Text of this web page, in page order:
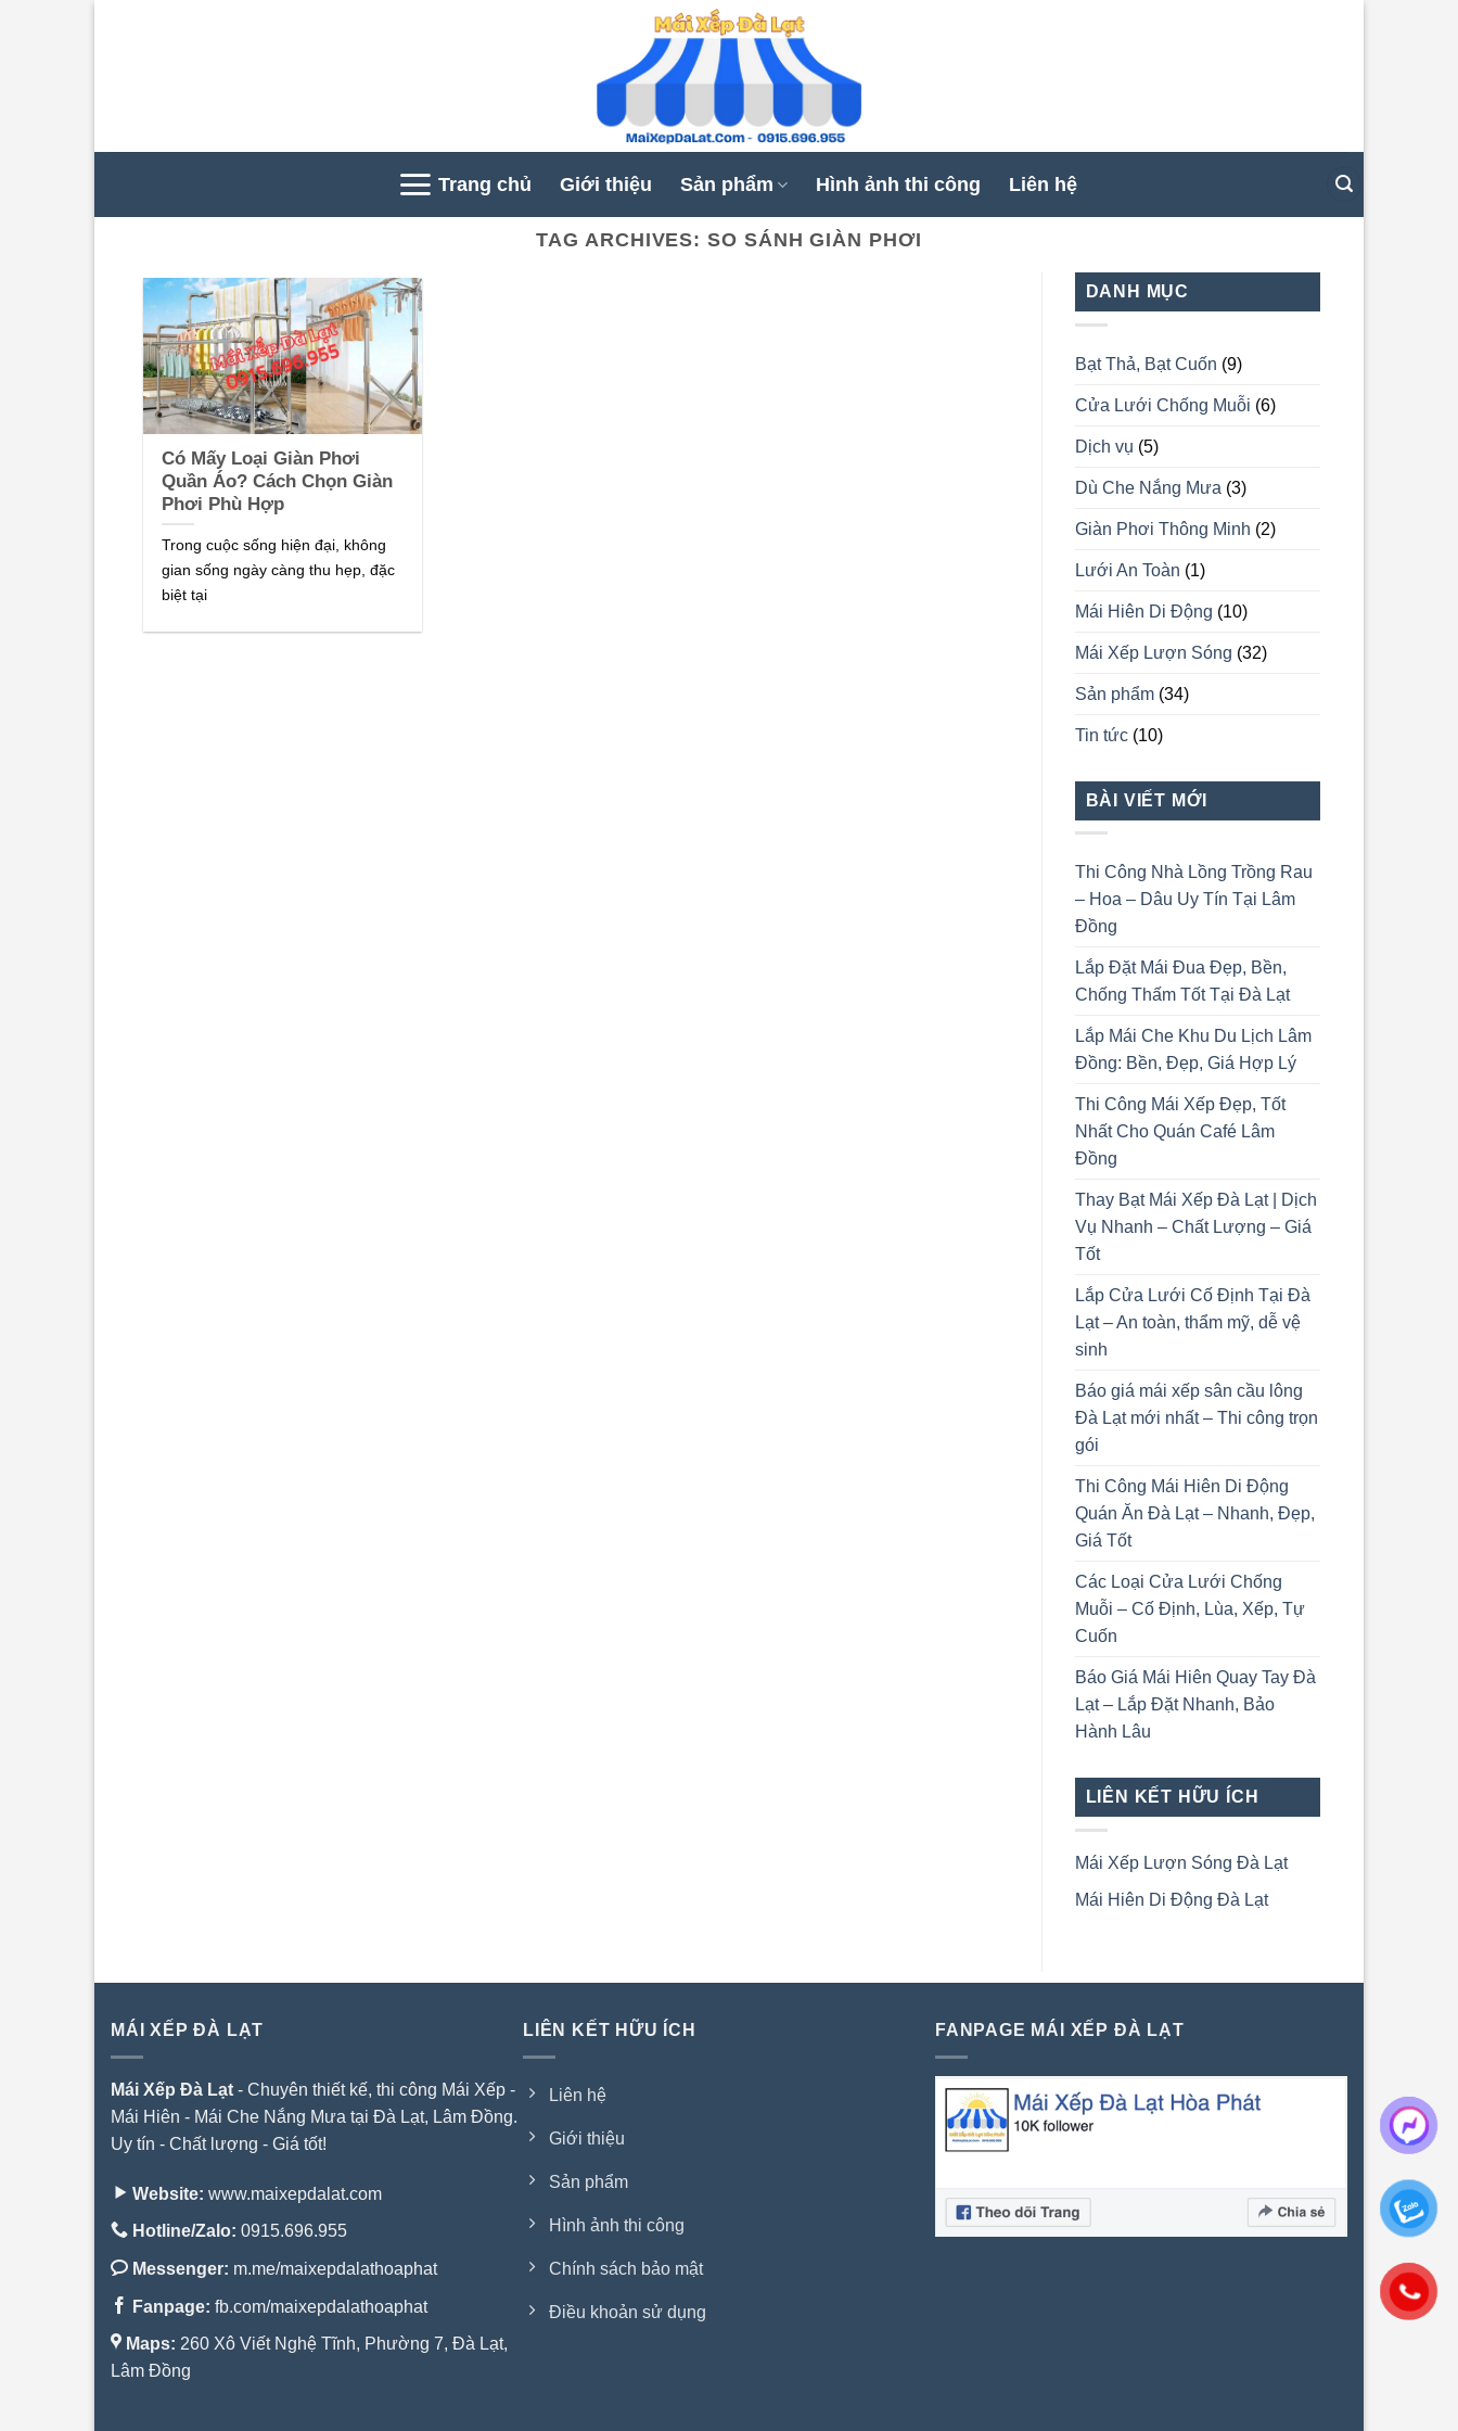
Trang chủ Giới thiệu Sản phẩm Hình ảnh thi công Liên hệ
TAG ARCHIVES:SO SÁNH GIÀN PHƠI
Có Mấy Loại Giàn Phơi
Quần Áo? Cách Chọn Giàn
Phơi Phù Hợp
Trong cuộc sống hiện đại, không
gian sống ngày càng thu hẹp, đặc
biệt tại
DANH MỤC
Bạt Thả, Bạt Cuốn (9)
Cửa Lưới Chống Muỗi (6)
Dịch vụ (5)
Dù Che Nắng Mưa (3)
Giàn Phơi Thông Minh (2)
Lưới An Toàn (1)
Mái Hiên Di Động (10)
Mái Xếp Lượn Sóng (32)
Sản phẩm(34)
Tin tức(10)
BÀI VIẾT MỚI
Thi Công Nhà Lồng Trồng Rau
– Hoa – Dâu Uy Tín Tại Lâm
Đồng
Lắp Đặt Mái Đua Đẹp, Bền,
Chống Thấm Tốt Tại Đà Lạt
Lắp Mái Che Khu Du Lịch Lâm
Đồng: Bền, Đẹp, Giá Hợp Lý
Thi Công Mái Xếp Đẹp, Tốt
Nhất Cho Quán Café Lâm
Đồng
Thay Bạt Mái Xếp Đà Lạt | Dịch
Vụ Nhanh – Chất Lượng – Giá
Tốt
Lắp Cửa Lưới Cố Định Tại Đà
Lạt – An toàn, thẩm mỹ, dễ vệ
sinh
Báo giá mái xếp sân cầu lông
Đà Lạt mới nhất – Thi công trọn
gói
Thi Công Mái Hiên Di Động
Quán Ăn Đà Lạt – Nhanh, Đẹp,
Giá Tốt
Các Loại Cửa Lưới Chống
Muỗi – Cố Định, Lùa, Xếp, Tự
Cuốn
Báo Giá Mái Hiên Quay Tay Đà
Lạt – Lắp Đặt Nhanh, Bảo
Hành Lâu
LIÊN KẾT HỮU ÍCH
Mái Xếp Lượn Sóng Đà Lạt
Mái Hiên Di Động Đà Lạt
MÁI XẾP ĐÀ LẠT
Mái Xếp Đà Lạt - Chuyên thiết kế, thi công Mái Xếp -
Mái Hiên - Mái Che Nắng Mưa tại Đà Lạt, Lâm Đồng.
Uy tín - Chất lượng - Giá tốt!
Website: www.maixepdalat.com
Hotline/Zalo: 0915.696.955
Messenger: m.me/maixepdalathoaphat
Fanpage: fb.com/maixepdalathoaphat
Maps: 260 Xô Viết Nghệ Tĩnh, Phường 7, Đà Lạt,
Lâm Đồng
LIÊN KẾT HỮU ÍCH
Liên hệ
Giới thiệu
Sản phẩm
Hình ảnh thi công
Chính sách bảo mật
Điều khoản sử dụng
FANPAGE MÁI XẾP ĐÀ LẠT